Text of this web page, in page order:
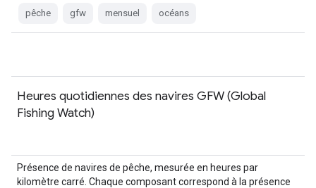
pêche gfw mensuel océans
Heures quotidiennes des navires GFW (Global
Fishing Watch)
Présence de navires de pêche, mesurée en heures par
kilomètre carré. Chaque composant correspond à la présence